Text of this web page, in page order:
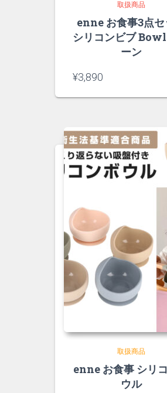
取扱商品
enne お食事3点セ
シリコンビブ
ーン
¥3,890
取扱商品
enne お食事 シリ
ウル